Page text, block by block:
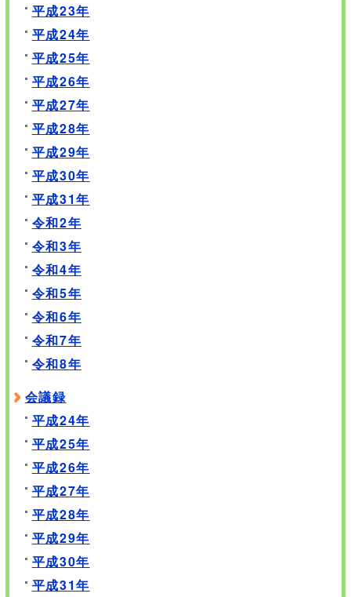
平成23年
平成24年
平成25年
平成26年
平成27年
平成28年
平成29年
平成30年
平成31年
令和2年
令和3年
令和4年
令和5年
令和6年
令和7年
令和8年
会議録
平成24年
平成25年
平成26年
平成27年
平成28年
平成29年
平成30年
平成31年